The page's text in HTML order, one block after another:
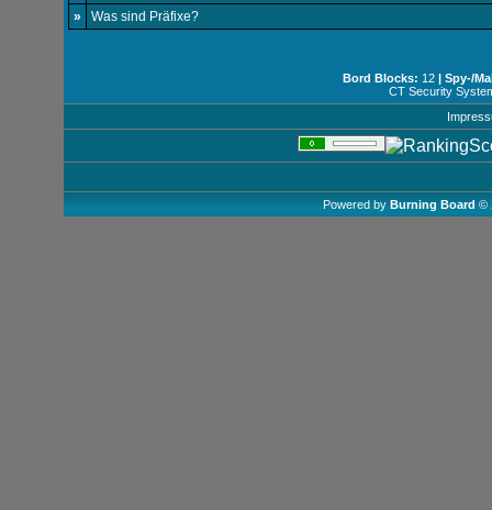
»
Was sind Präfixe?
Bord Blocks: 12 | Spy-/
CT Security
Powered by Burning Board ©